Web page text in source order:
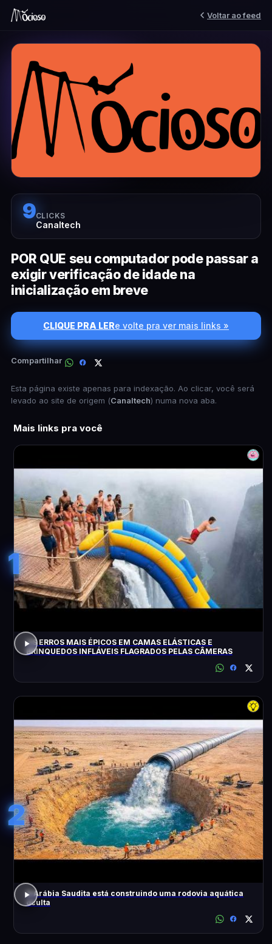
Voltar ao feed
9CLICKS
Canaltech
POR QUE seu computador pode passar a
exigir verificação de idade na
inicialização em breve
CLIQUE PRA LERe volte pra ver mais links »
Compartilhar
Esta página existe apenas para indexação. Ao clicar, você será
levado ao site de origem (Canaltech) numa nova aba.
Mais links pra você
1
OS ERROS MAIS ÉPICOS EM CAMAS ELÁSTICAS E
BRINQUEDOS INFLÁVEIS FLAGRADOS PELAS CÂMERAS
2
A Arábia Saudita está construindo uma rodovia aquática
oculta